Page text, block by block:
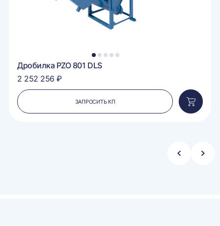
1 2 3 4 5
Дробилка PZO 801 DLS
2 252 256 ₽
ЗАПРОСИТЬ КП
в
Стрелка